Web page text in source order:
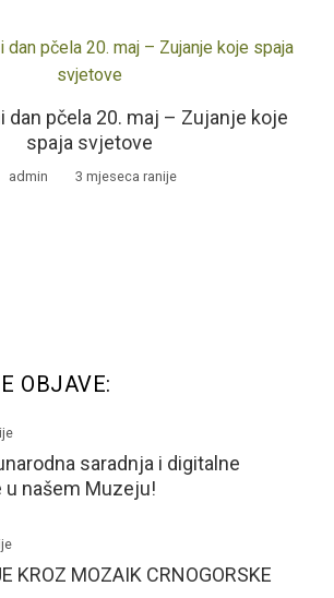
dan pčela 20. maj – Zujanje koje
spaja svjetove
admin 3 mjeseca ranije
OBJAVE:
saradnja i digitalne
našem Muzeju!
KROZ MOZAIK CRNOGORSKE